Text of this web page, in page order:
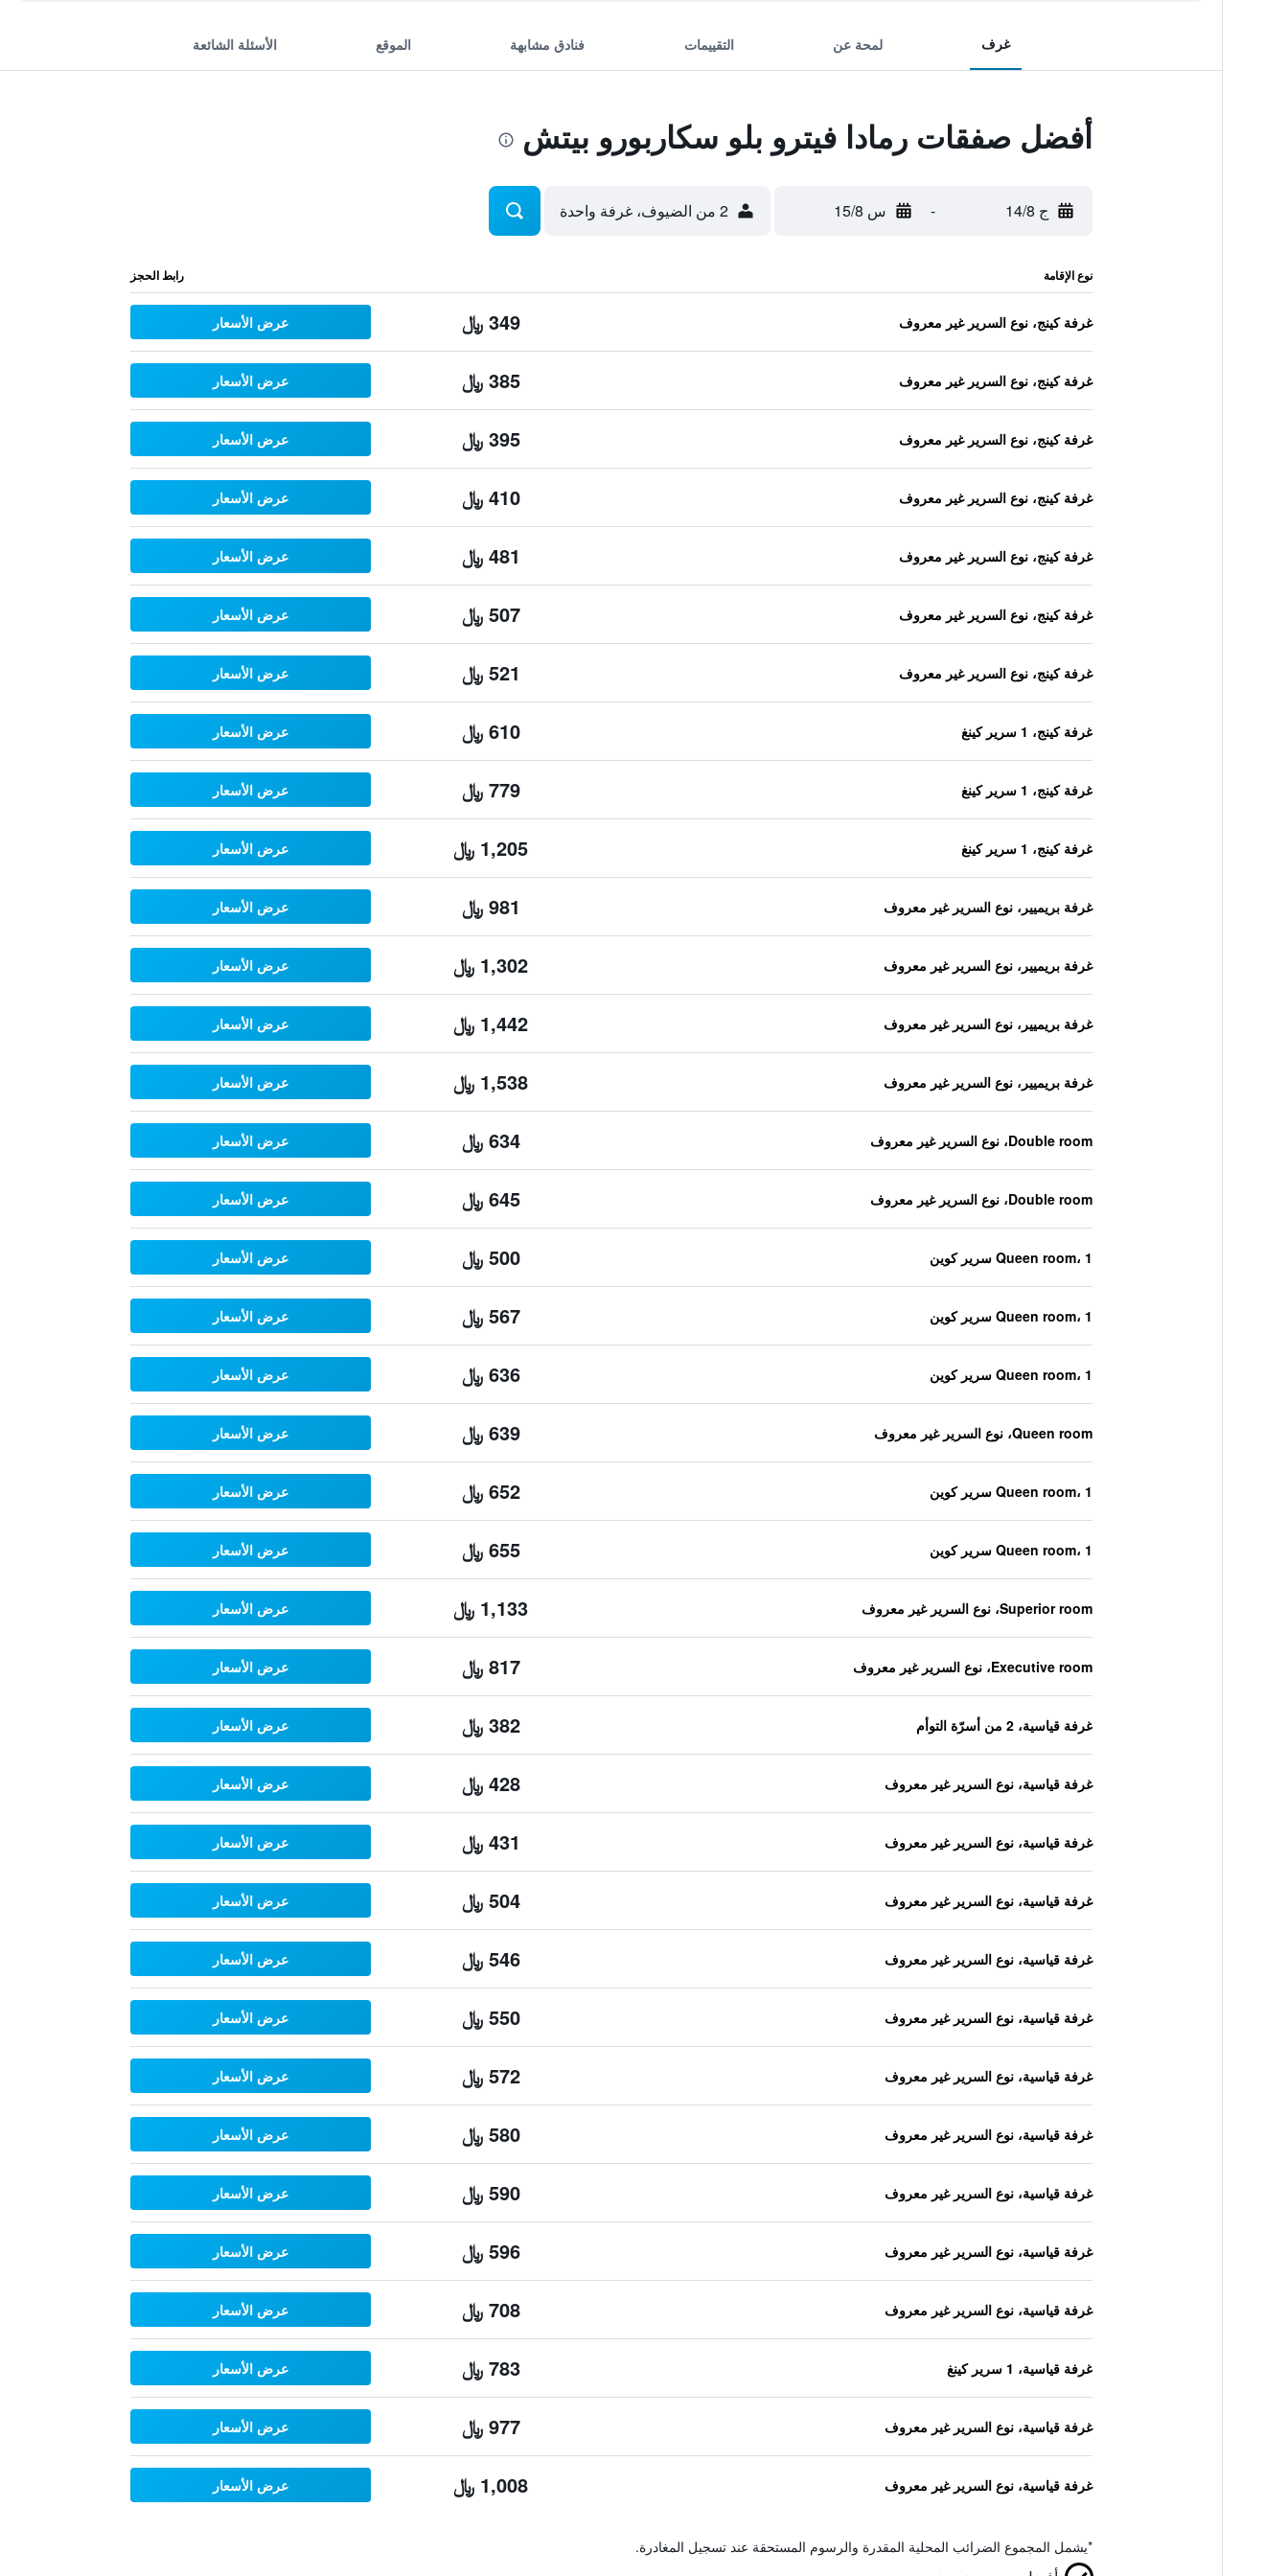
غرف لمحة عن التقييمات فنادق مشابهة الموقع الأسئلة الشائعة
أفضل صفقات رمادا فيترو بلو سكاربورو بيتش
ج 14/8 - س 15/8 2 من الضيوف، غرفة واحدة
نوع الإقامة رابط الحجز
غرفة كينج، نوع السرير غير معروف 349 ﷼ عرض الأسعار
غرفة كينج، نوع السرير غير معروف 385 ﷼ عرض الأسعار
غرفة كينج، نوع السرير غير معروف 395 ﷼ عرض الأسعار
غرفة كينج، نوع السرير غير معروف 410 ﷼ عرض الأسعار
غرفة كينج، نوع السرير غير معروف 481 ﷼ عرض الأسعار
غرفة كينج، نوع السرير غير معروف 507 ﷼ عرض الأسعار
غرفة كينج، نوع السرير غير معروف 521 ﷼ عرض الأسعار
غرفة كينج، 1 سرير كينغ 610 ﷼ عرض الأسعار
غرفة كينج، 1 سرير كينغ 779 ﷼ عرض الأسعار
غرفة كينج، 1 سرير كينغ 1,205 ﷼ عرض الأسعار
غرفة بريميير، نوع السرير غير معروف 981 ﷼ عرض الأسعار
غرفة بريميير، نوع السرير غير معروف 1,302 ﷼ عرض الأسعار
غرفة بريميير، نوع السرير غير معروف 1,442 ﷼ عرض الأسعار
غرفة بريميير، نوع السرير غير معروف 1,538 ﷼ عرض الأسعار
Double room، نوع السرير غير معروف 634 ﷼ عرض الأسعار
Double room، نوع السرير غير معروف 645 ﷼ عرض الأسعار
Queen room، 1 سرير كوين 500 ﷼ عرض الأسعار
Queen room، 1 سرير كوين 567 ﷼ عرض الأسعار
Queen room، 1 سرير كوين 636 ﷼ عرض الأسعار
Queen room، نوع السرير غير معروف 639 ﷼ عرض الأسعار
Queen room، 1 سرير كوين 652 ﷼ عرض الأسعار
Queen room، 1 سرير كوين 655 ﷼ عرض الأسعار
Superior room، نوع السرير غير معروف 1,133 ﷼ عرض الأسعار
Executive room، نوع السرير غير معروف 817 ﷼ عرض الأسعار
غرفة قياسية، 2 من أسرّة التوأم 382 ﷼ عرض الأسعار
غرفة قياسية، نوع السرير غير معروف 428 ﷼ عرض الأسعار
غرفة قياسية، نوع السرير غير معروف 431 ﷼ عرض الأسعار
غرفة قياسية، نوع السرير غير معروف 504 ﷼ عرض الأسعار
غرفة قياسية، نوع السرير غير معروف 546 ﷼ عرض الأسعار
غرفة قياسية، نوع السرير غير معروف 550 ﷼ عرض الأسعار
غرفة قياسية، نوع السرير غير معروف 572 ﷼ عرض الأسعار
غرفة قياسية، نوع السرير غير معروف 580 ﷼ عرض الأسعار
غرفة قياسية، نوع السرير غير معروف 590 ﷼ عرض الأسعار
غرفة قياسية، نوع السرير غير معروف 596 ﷼ عرض الأسعار
غرفة قياسية، نوع السرير غير معروف 708 ﷼ عرض الأسعار
غرفة قياسية، 1 سرير كينغ 783 ﷼ عرض الأسعار
غرفة قياسية، نوع السرير غير معروف 977 ﷼ عرض الأسعار
غرفة قياسية، نوع السرير غير معروف 1,008 ﷼ عرض الأسعار
*يشمل المجموع الضرائب المحلية المقدرة والرسوم المستحقة عند تسجيل المغادرة.